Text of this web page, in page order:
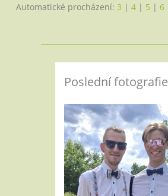
Automatické procházení: 3 | 4 | 5 | 6
Poslední fotografie